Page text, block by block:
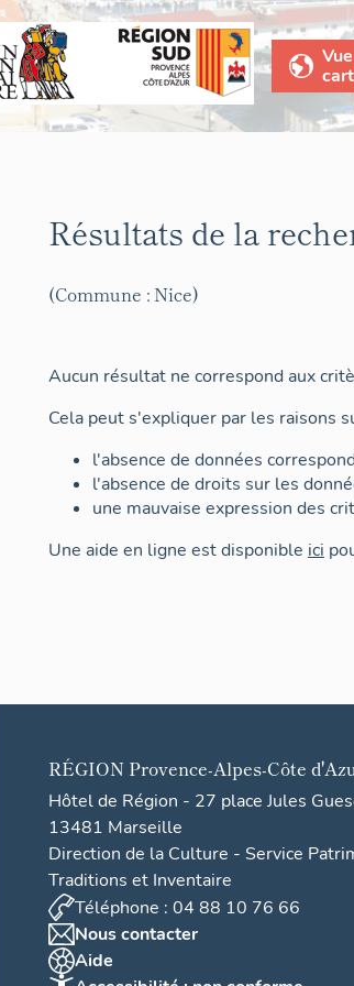
Vue
Résultats de la
(Commune : Nice)
Aucun résultat ne correspond aux
Cela peut s'expliquer par les raisons
l'absence de données
l'absence de droits sur les
une mauvaise expression des
Une aide en ligne est disponible ici
RÉGION Provence-Alpes-Côte
Hôtel de Région - 27 place Jules
13481 Marseille
Direction de la Culture - Service
Traditions et Inventaire
Téléphone : 04 88 10 76 66
Nous contacter
Aide